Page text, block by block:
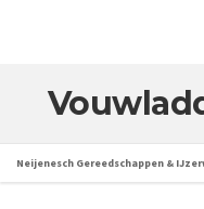
Neijenesch Gereedschappen &